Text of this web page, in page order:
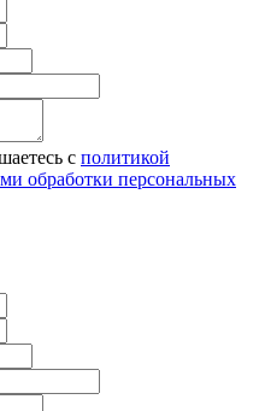
с политикой
обработки персональных